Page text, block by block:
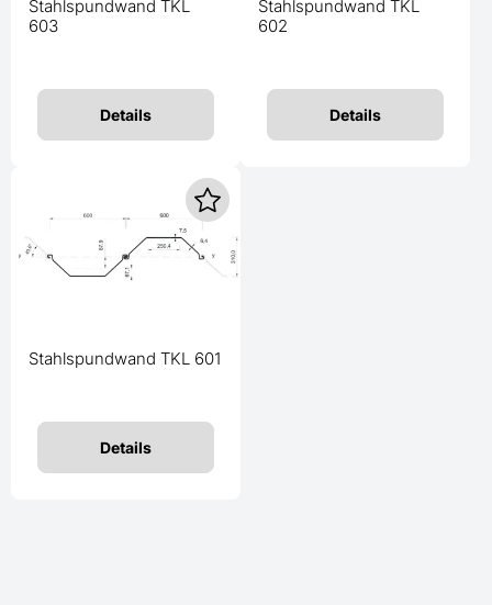
Stahlspundwand TKL
603
Details
Stahlspundwand TKL
602
Details
Stahlspundwand TKL 601
Details